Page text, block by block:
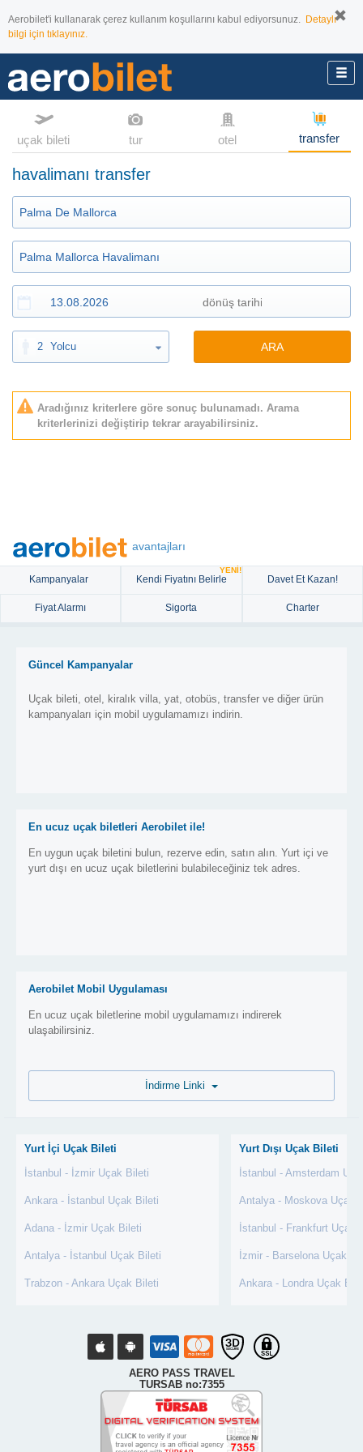
Aerobilet'i kullanarak çerez kullanım koşullarını kabul ediyorsunuz. Detaylı
bilgi için tıklayınız.
uçak bileti tur otel transfer
havalimanı transfer
2 Yolcu ARA
Aradığınız kriterlere göre sonuç bulunamadı. Arama
kriterlerinizi değiştirip tekrar arayabilirsiniz.
avantajları
Kampanyalar Kendi Fiyatını Belirle
YENİ!
Davet Et Kazan!
Fiyat Alarmı Sigorta Charter
Güncel Kampanyalar
Uçak bileti, otel, kiralık villa, yat, otobüs, transfer ve diğer ürün
kampanyaları için mobil uygulamamızı indirin.
En ucuz uçak biletleri Aerobilet ile!
En uygun uçak biletini bulun, rezerve edin, satın alın. Yurt içi ve
yurt dışı en ucuz uçak biletlerini bulabileceğiniz tek adres.
Aerobilet Mobil Uygulaması
En ucuz uçak biletlerine mobil uygulamamızı indirerek
ulaşabilirsiniz.
Yurt İçi Uçak Bileti
İstanbul - İzmir Uçak Bileti
Ankara - İstanbul Uçak Bileti
Adana - İzmir Uçak Bileti
Antalya - İstanbul Uçak Bileti
Trabzon - Ankara Uçak Bileti
Yurt Dışı Uçak Bileti
İstanbul - Amsterdam
Antalya - Moskova Uçak
İstanbul - Frankfurt Uçak
İzmir - Barselona Uçak
Ankara - Londra Uçak
AERO PASS TRAVEL
TURSAB no:7355